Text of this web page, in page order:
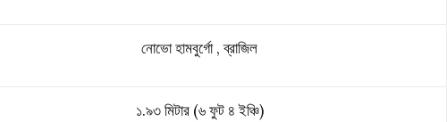
নোভো হামবুর্গো , ব্রাজিল
১.৯৩ মিটার (৬ ফুট ৪ ইঞ্চি)